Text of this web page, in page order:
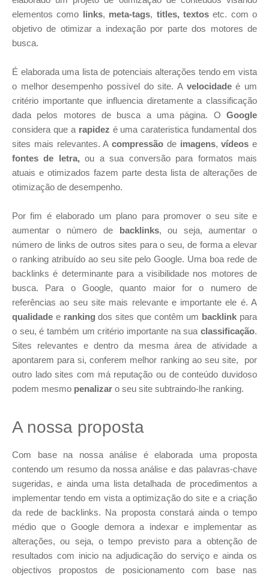
elementos como links, meta-tags, titles, textosetc. com o
objetivo de otimizar a indexação por parte dos motores de
busca.
É elaborada uma lista de potenciais alterações tendo em vista
o melhor desempenho possível do site. A velocidadeé um
critério importante que influencia diretamente a classificação
dada pelos motores de busca a uma página. O Google
considera que a rapidez é uma carateristica fundamental dos
sites mais relevantes. A compressão de imagens,vídeos e
fontes de letra,ou a sua conversão para formatos mais
atuais e otimizados fazem parte desta lista de alterações de
otimização de desempenho.
Por fim é elaborado um plano para promover o seu site e
aumentar o número de backlinks, ou seja, aumentar o
número de links de outros sites para o seu, de forma a elevar
o ranking atribuído ao seu site pelo Google. Uma boa rede de
backlinks é determinante para a visibilidade nos motores de
busca. Para o Google, quanto maior for o numero de
referências ao seu site mais relevante e importante ele é. A
qualidade e rankingdos sites que contêm um backlink para
o seu, é também um critério importante na sua classificação.
Sites relevantes e dentro da mesma área de atividade a
apontarem para si, conferem melhor ranking ao seu site, por
outro lado sites com má reputação ou de conteúdo duvidoso
podem mesmo penalizar o seu site subtraindo-lhe ranking.
A nossa proposta
Com base na nossa análise é elaborada uma proposta
contendo um resumo da nossa análise e das palavras-chave
sugeridas, e ainda uma lista detalhada de procedimentos a
implementar tendo em vista a optimização do site e a criação
da rede de backlinks. Na proposta constará ainda o tempo
médio que o Google demora a indexar e implementar as
alterações, ou seja, o tempo previsto para a obtenção de
resultados com inicio na adjudicação do serviço e ainda os
objectivos propostos de posicionamento com base nas